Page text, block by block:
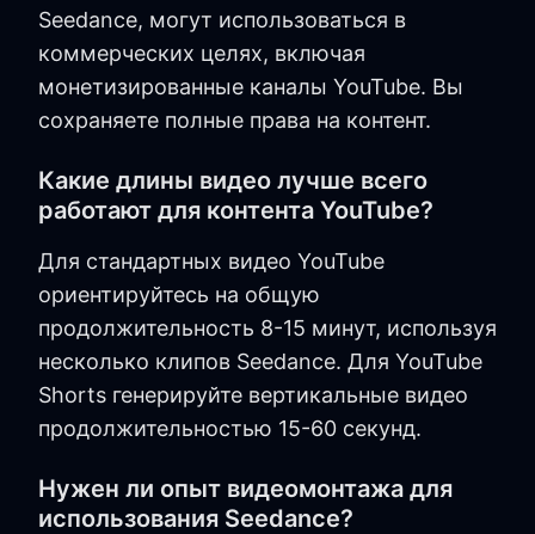
Seedance, могут использоваться в
коммерческих целях, включая
монетизированные каналы YouTube. Вы
сохраняете полные права на контент.
Какие длины видео лучше всего
работают для контента YouTube?
Для стандартных видео YouTube
ориентируйтесь на общую
продолжительность 8-15 минут, используя
несколько клипов Seedance. Для YouTube
Shorts генерируйте вертикальные видео
продолжительностью 15-60 секунд.
Нужен ли опыт видеомонтажа для
использования Seedance?